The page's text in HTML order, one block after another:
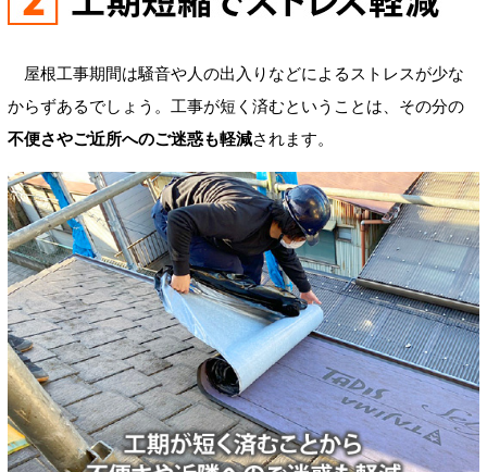
屋根工事期間は騒音や人の出入りなどによるストレスが少な
からずあるでしょう。工事が短く済むということは、その分の
不便さやご近所へのご迷惑も軽減されます。